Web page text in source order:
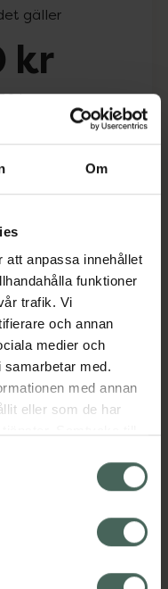
Om
att anpassa innehållet
funktioner
trafik. Vi
och annan
medier och
med.
med annan
eller som de har
påverkar inte
innan återkallelsen.
gäller
kr
kr
Dölj
innan